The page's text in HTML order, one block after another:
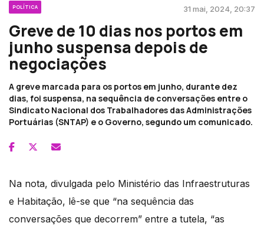
POLÍTICA 31 mai, 2024, 20:37
Greve de 10 dias nos portos em
junho suspensa depois de
negociações
A greve marcada para os portos em junho, durante dez
dias, foi suspensa, na sequência de conversações entre o
Sindicato Nacional dos Trabalhadores das Administrações
Portuárias (SNTAP) e o Governo, segundo um comunicado.
Na nota, divulgada pelo Ministério das Infraestruturas
e Habitação, lê-se que “na sequência das
conversações que decorrem” entre a tutela, “as